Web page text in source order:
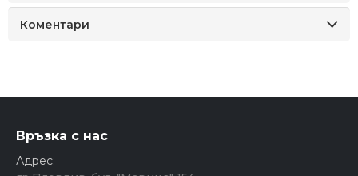
Коментари
Връзка с нас
Адрес: